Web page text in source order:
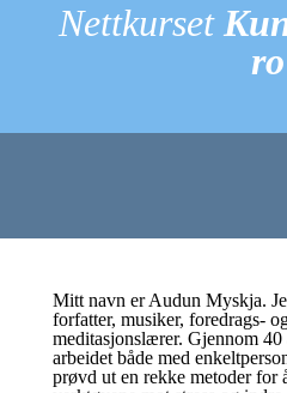
Nettkurset
ro
Mitt navn er Audun Myskja.
forfatter, musiker, foredrags-
meditasjonslærer. Gjennom 40
arbeidet både med
prøvd ut en rekke metoder for